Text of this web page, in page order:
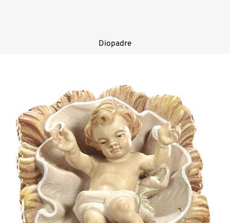
Diopadre